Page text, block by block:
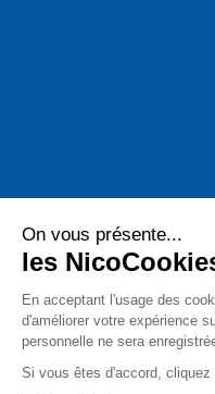
On vous présente...
les
En acceptant l'usage des
d'améliorer votre expérience
personnelle ne sera
Si vous êtes d'accord, cliquez